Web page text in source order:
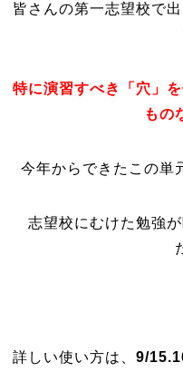
皆さんの第一志望校で
特に演習すべき「穴」
もの
今年からできたこの単
志望校にむけた勉強
詳しい使い方は、 9/